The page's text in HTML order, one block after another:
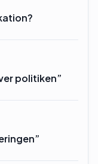
politiken”